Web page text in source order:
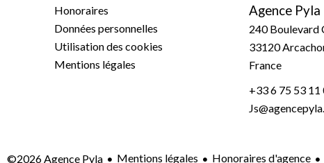
Honoraires
Données personnelles
Utilisation des cookies
Mentions légales
Agence Pyla
240 Boulevard
33120
France
+33 6 75 53 11
©2026 Agence Pyla Mentions légales Honoraires d'agence